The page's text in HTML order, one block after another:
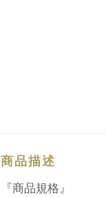
商品描述
『商品規格』